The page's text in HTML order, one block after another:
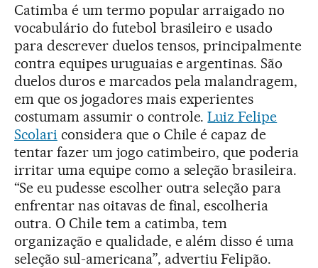
Catimba é um termo popular arraigado no
vocabulário do futebol brasileiro e usado
para descrever duelos tensos, principalmente
contra equipes uruguaias e argentinas. São
duelos duros e marcados pela malandragem,
em que os jogadores mais experientes
costumam assumir o controle.Luiz Felipe
Scolari considera que o Chile é capaz de
tentar fazer um jogo catimbeiro, que poderia
irritar uma equipe como a seleção brasileira.
“Se eu pudesse escolher outra seleção para
enfrentar nas oitavas de final, escolheria
outra. O Chile tem a catimba, tem
organização e qualidade, e além disso é uma
seleção sul-americana”, advertiu Felipão.